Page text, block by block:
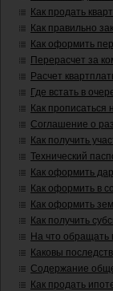
Как продать
Как правильно
Как оформить
Перерасчет за
Расчет
Где встать в
Как прописаться
Соглашение о
Как получить
Технический
Как оформить
Как оформить в
Как оформить
Как получить
На что обращать
Каковы
Содержание
Как продать